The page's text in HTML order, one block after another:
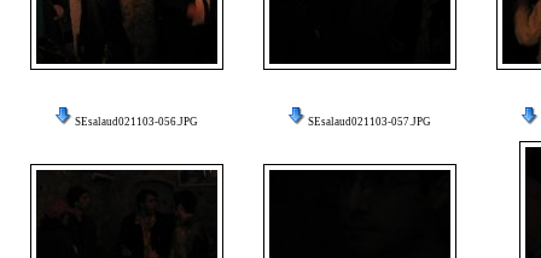
SEsalaud021103-056.JPG SEsalaud021103-057.JPG